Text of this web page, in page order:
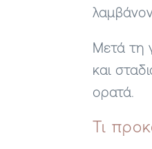
Μετά τη
και
ορατά.
Τι